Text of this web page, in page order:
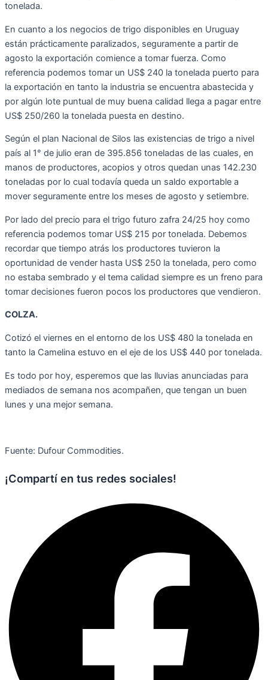
tonelada.
En cuanto a los negocios de trigo disponibles en Uruguay
están prácticamente paralizados, seguramente a partir de
agosto la exportación comience a tomar fuerza. Como
referencia podemos tomar un US$ 240 la tonelada puerto para
la exportación en tanto la industria se encuentra abastecida y
por algún lote puntual de muy buena calidad llega a pagar entre
US$ 250/260 la tonelada puesta en destino.
Según el plan Nacional de Silos las existencias de trigo a nivel
país al 1° de julio eran de 395.856 toneladas de las cuales, en
manos de productores, acopios y otros quedan unas 142.230
toneladas por lo cual todavía queda un saldo exportable a
mover seguramente entre los meses de agosto y setiembre.
Por lado del precio para el trigo futuro zafra 24/25 hoy como
referencia podemos tomar US$ 215 por tonelada. Debemos
recordar que tiempo atrás los productores tuvieron la
oportunidad de vender hasta US$ 250 la tonelada, pero como
no estaba sembrado y el tema calidad siempre es un freno para
tomar decisiones fueron pocos los productores que vendieron.
COLZA.
Cotizó el viernes en el entorno de los US$ 480 la tonelada en
tanto la Camelina estuvo en el eje de los US$ 440 por tonelada.
Es todo por hoy, esperemos que las lluvias anunciadas para
mediados de semana nos acompañen, que tengan un buen
lunes y una mejor semana.
Fuente: Dufour Commodities.
¡Compartí en tus redes sociales!